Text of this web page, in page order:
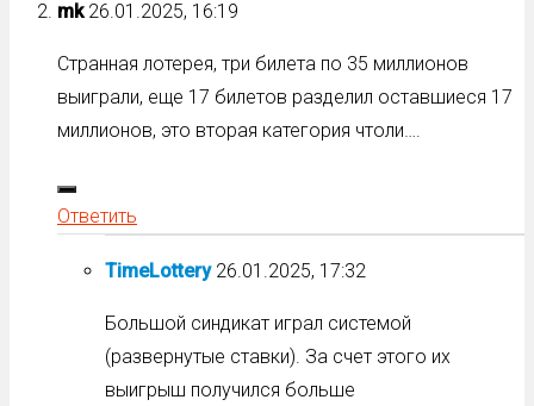
mk26.01.2025, 16:19
Странная лотерея, три билета по 35 миллионов
выиграли, еще 17 билетов разделил оставшиеся 17
миллионов, это вторая категория чтоли….
Ответить
TimeLottery 26.01.2025, 17:32
Большой синдикат играл системой
(развернутые ставки). За счет этого их
выигрыш получился больше